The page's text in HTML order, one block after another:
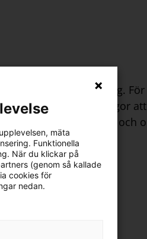
din undervisning.
och frågor
uppgifter, prov, facit och
mäta
Funktionella
När du klickar på
(genom så kallade
cookies för
nedan.